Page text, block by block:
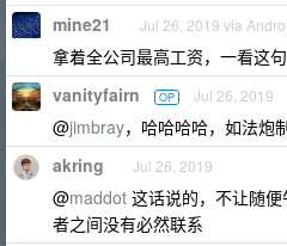
mine21 Jul 26, 2019 via
拿着全公司最高工资，一看这
vanityfairn OP Jul 26, 2019
@jimbray，哈哈哈哈，如法炮
akring Jul 26, 2019
@maddot 这话说的，不让随
者之间没有必然联系